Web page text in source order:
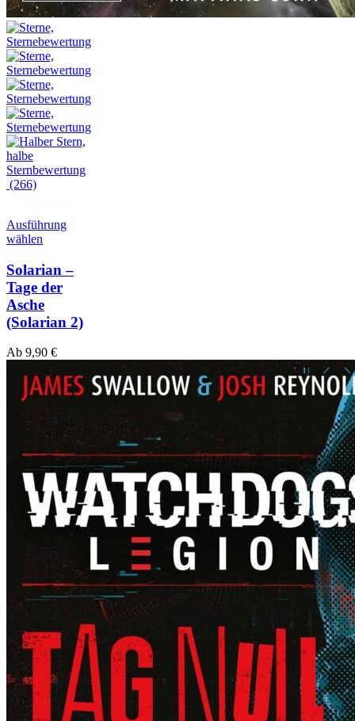
(266)
Ausführung
wählen
Solarian –
Tage der
Asche
(Solarian 2)
Ab 9,90 €